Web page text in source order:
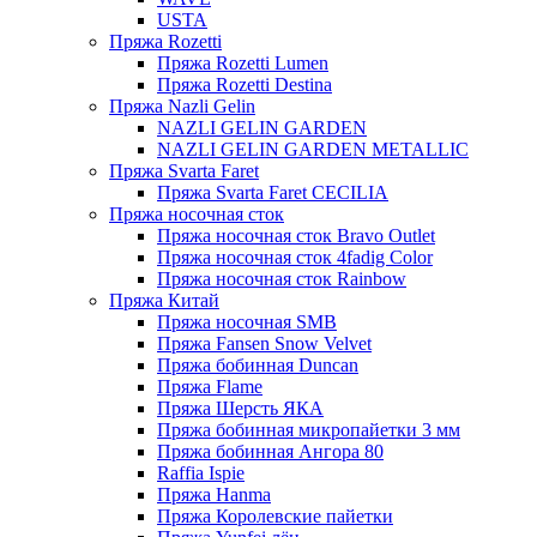
USTA
Пряжа Rozetti
Пряжа Rozetti Lumen
Пряжа Rozetti Destina
Пряжа Nazli Gelin
NAZLI GELIN GARDEN
NAZLI GELIN GARDEN METALLIC
Пряжа Svarta Faret
Пряжа Svarta Faret CECILIA
Пряжа носочная сток
Пряжа носочная сток Bravo Outlet
Пряжа носочная сток 4fadig Color
Пряжа носочная сток Rainbow
Пряжа Китай
Пряжа носочная SMB
Пряжа Fansen Snow Velvet
Пряжа бобинная Duncan
Пряжа Flame
Пряжа Шерсть ЯКА
Пряжа бобинная микропайетки 3 мм
Пряжа бобинная Ангора 80
Raffia Ispie
Пряжа Hanma
Пряжа Королевские пайетки